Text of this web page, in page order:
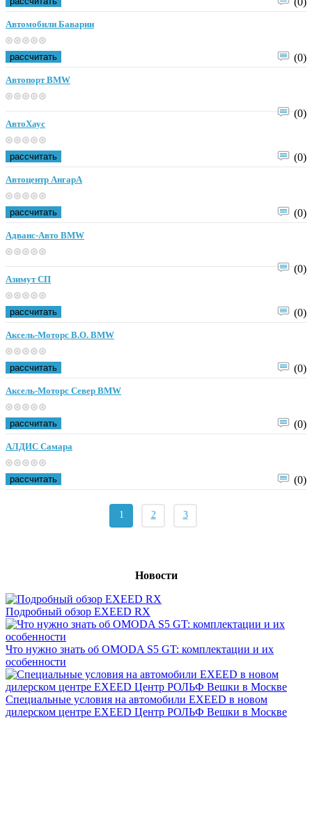
Автомобили Баварии
(0)
рассчитать
Автопорт BMW
(0)
АвтоХаус
(0)
рассчитать
Автоцентр АнгарА
(0)
рассчитать
Адванс-Авто BMW
(0)
Азимут СП
(0)
рассчитать
Аксель-Моторс В.О. BMW
(0)
рассчитать
Аксель-Моторс Север BMW
(0)
рассчитать
АЛДИС Самара
(0)
рассчитать
1 2 3
Новости
Подробный обзор EXEED RX
Что нужно знать об OMODA S5 GT: комплектации и их
особенности
Специальные условия на автомобили EXEED в новом
дилерском центре EXEED Центр РОЛЬФ Вешки в Москве